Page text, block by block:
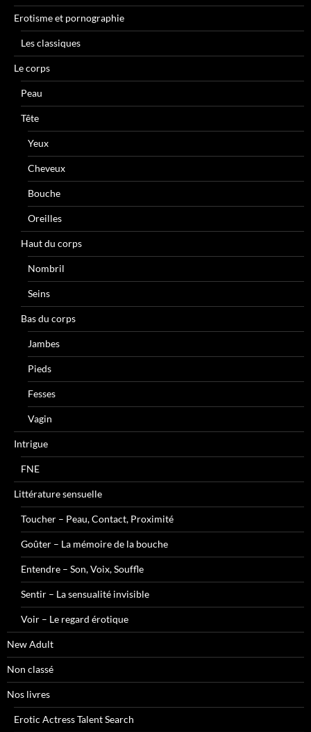
Erotisme et pornographie
Les classiques
Le corps
Peau
Tête
Yeux
Cheveux
Bouche
Oreilles
Haut du corps
Nombril
Seins
Bas du corps
Jambes
Pieds
Fesses
Vagin
Intrigue
FNE
Littérature sensuelle
Toucher – Peau, Contact, Proximité
Goûter – La mémoire de la bouche
Entendre – Son, Voix, Souffle
Sentir – La sensualité invisible
Voir – Le regard érotique
New Adult
Non classé
Nos livres
Erotic Actress Talent Search